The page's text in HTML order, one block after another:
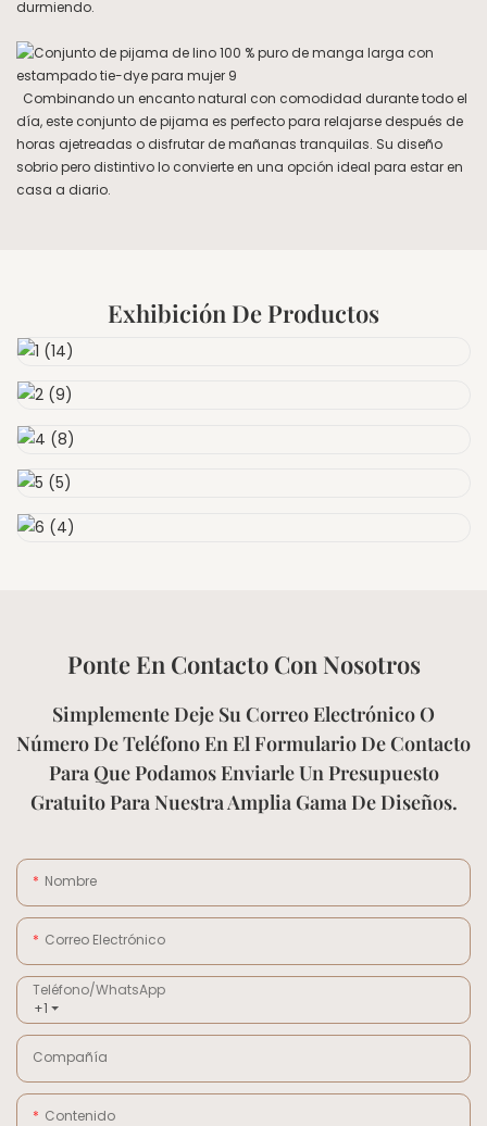
durmiendo.
Combinando un encanto natural con comodidad durante todo el
día, este conjunto de pijama es perfecto para relajarse después de
horas ajetreadas o disfrutar de mañanas tranquilas. Su diseño
sobrio pero distintivo lo convierte en una opción ideal para estar en
casa a diario.
Exhibición De Productos
Ponte En Contacto Con Nosotros
Simplemente Deje Su Correo Electrónico O
Número De Teléfono En El Formulario De Contacto
Para Que Podamos Enviarle Un Presupuesto
Gratuito Para Nuestra Amplia Gama De Diseños.
Nombre
Correo Electrónico
+1
Teléfono/WhatsApp
Compañía
Contenido